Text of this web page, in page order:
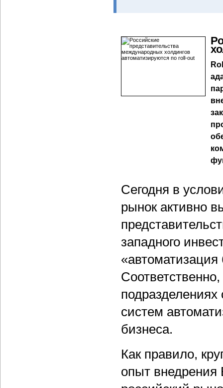
Сегодня в
рынок активно
западного
«автоматизация
систем
бизнеса.
Как правило,
опыт внедрения